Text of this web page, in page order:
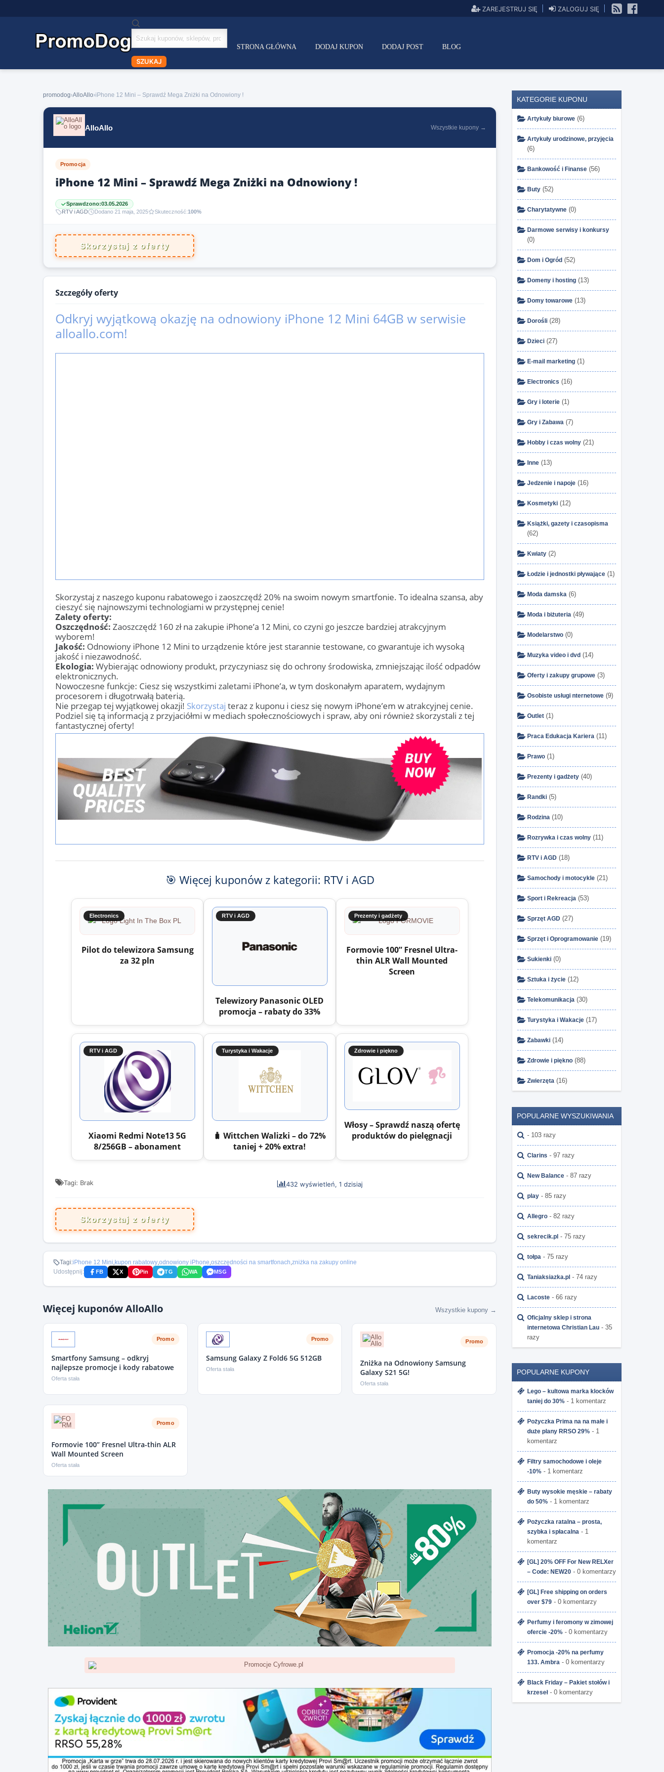
ZAREJESTRUJ SIĘ
ZALOGUJ SIĘ
Szukaj
kuponów
SZUKAJ
STRONA GŁÓWNA DODAJ KUPON DODAJ POST BLOG
promodog›AlloAllo›iPhone 12 Mini – Sprawdź Mega Zniżki na Odnowiony !
AlloAllo Wszystkie kupony →
Promocja
iPhone 12 Mini – Sprawdź Mega Zniżki na Odnowiony !
Sprawdzono:03.05.2026
RTV i AGD
Dodano 21 maja, 2025 Skuteczność:100%
Skorzystaj z oferty
Szczegóły oferty
Odkryj wyjątkową okazję na odnowiony iPhone 12 Mini 64GB w serwisie
alloallo.com!
Skorzystaj z naszego kuponu rabatowego i zaoszczędź 20% na swoim nowym smartfonie. To idealna szansa, aby
cieszyć się najnowszymi technologiami w przystępnej cenie!
Zalety oferty:
Oszczędność: Zaoszczędź 160 zł na zakupie iPhone’a 12 Mini, co czyni go jeszcze bardziej atrakcyjnym
wyborem!
Jakość: Odnowiony iPhone 12 Mini to urządzenie które jest starannie testowane, co gwarantuje ich wysoką
jakość i niezawodność.
Ekologia: Wybierając odnowiony produkt, przyczyniasz się do ochrony środowiska, zmniejszając ilość odpadów
elektronicznych.
Nowoczesne funkcje: Ciesz się wszystkimi zaletami iPhone’a, w tym doskonałym aparatem, wydajnym
procesorem i długotrwałą baterią.
Nie przegap tej wyjątkowej okazji! Skorzystaj teraz z kuponu i ciesz się nowym iPhone’em w atrakcyjnej cenie.
Podziel się tą informacją z przyjaciółmi w mediach społecznościowych i spraw, aby oni również skorzystali z tej
fantastycznej oferty!
🎯 Więcej kuponów z kategorii: RTV i AGD
Electronics
Pilot do telewizora Samsung
za 32 pln
RTV i AGD
Telewizory Panasonic OLED
promocja – rabaty do 33%
Prezenty i gadżety
Formovie 100” Fresnel Ultra-
thin ALR Wall Mounted
Screen
RTV i AGD
Xiaomi Redmi Note13 5G
8/256GB – abonament
Turystyka i Wakacje
🧳 Wittchen Walizki – do 72%
taniej + 20% extra!
Zdrowie i piękno
Włosy – Sprawdź naszą ofertę
produktów do pielęgnacji
Tagi: Brak 432 wyświetleń, 1 dzisiaj
Skorzystaj z oferty
Tagi:iPhone 12 Mini,kupon rabatowy,odnowiony iPhone,oszczędności na smartfonach,zniżka na zakupy online
Udostępnij:
FB X Pin TG WA MSG
Więcej kuponów AlloAllo Wszystkie kupony →
Promo
Smartfony Samsung – odkryj
najlepsze promocje i kody rabatowe
Oferta stała
Promo
Samsung Galaxy Z Fold6 5G 512GB
Oferta stała
Promo
Zniżka na Odnowiony Samsung
Galaxy S21 5G!
Oferta stała
Promo
Formovie 100” Fresnel Ultra-thin ALR
Wall Mounted Screen
Oferta stała
KATEGORIE KUPONU
Artykuły biurowe (6)
Artykuły urodzinowe, przyjęcia
(6)
Bankowość i Finanse (56)
Buty (52)
Charytatywne (0)
Darmowe serwisy i konkursy
(0)
Dom i Ogród (52)
Domeny i hosting (13)
Domy towarowe (13)
Dorośli (28)
Dzieci (27)
E-mail marketing (1)
Electronics (16)
Gry i loterie (1)
Gry i Zabawa (7)
Hobby i czas wolny (21)
Inne (13)
Jedzenie i napoje (16)
Kosmetyki (12)
Książki, gazety i czasopisma
(62)
Kwiaty (2)
Łodzie i jednostki pływające (1)
Moda damska (6)
Moda i biżuteria (49)
Modelarstwo (0)
Muzyka video i dvd (14)
Oferty i zakupy grupowe (3)
Osobiste usługi nternetowe (9)
Outlet (1)
Praca Edukacja Kariera (11)
Prawo (1)
Prezenty i gadżety (40)
Randki (5)
Rodzina (10)
Rozrywka i czas wolny (11)
RTV i AGD (18)
Samochody i motocykle (21)
Sport i Rekreacja (53)
Sprzęt AGD (27)
Sprzęt i Oprogramowanie (19)
Sukienki (0)
Sztuka i życie (12)
Telekomunikacja (30)
Turystyka i Wakacje (17)
Zabawki (14)
Zdrowie i piękno (88)
Zwierzęta (16)
POPULARNE WYSZUKIWANIA
- 103 razy
Clarins - 97 razy
New Balance - 87 razy
play - 85 razy
Allegro - 82 razy
sekrecik.pl - 75 razy
tołpa - 75 razy
Taniaksiazka.pl - 74 razy
Lacoste - 66 razy
Oficjalny sklep i strona
internetowa Christian Lau - 35
razy
POPULARNE KUPONY
Lego – kultowa marka klocków
taniej do 30% - 1 komentarz
Pożyczka Prima na na małe i
duże plany RRSO 29% - 1
komentarz
Filtry samochodowe i oleje
-10% - 1 komentarz
Buty wysokie męskie – rabaty
do 50% - 1 komentarz
Pożyczka ratalna – prosta,
szybka i spłacalna - 1
komentarz
[GL] 20% OFF For New RELXer
– Code: NEW20 - 0 komentarzy
[GL] Free shipping on orders
over $79 - 0 komentarzy
Perfumy i feromony w zimowej
ofercie -20% - 0 komentarzy
Promocja -20% na perfumy
133. Ambra - 0 komentarzy
Black Friday – Pakiet stołów i
krzeseł- 0 komentarzy